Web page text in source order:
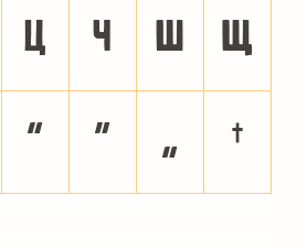
Ц Ч Ш Щ
“ ” „ †